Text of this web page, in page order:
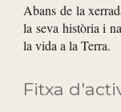
Abans de la
la seva història i
la vida a la Terra.
Fitxa